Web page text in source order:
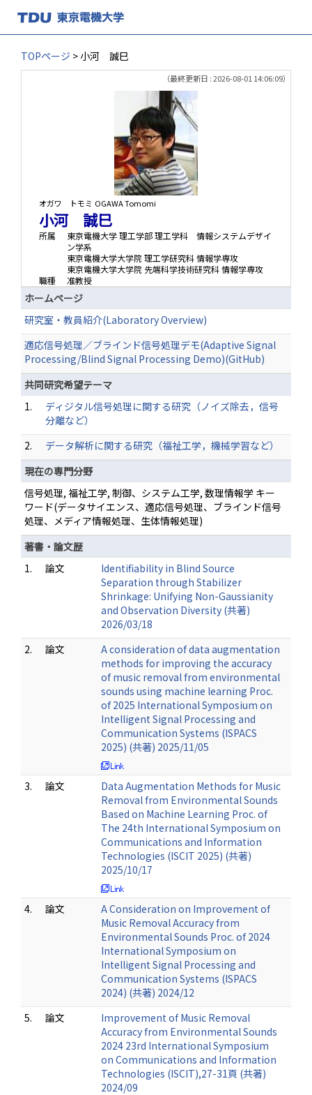
TOPページ > 小河 誠巳
（最終更新日 : 2026-08-01 14:06:09）
オガワ トモミ OGAWA Tomomi
小河 誠巳
所属
東京電機大学 理工学部 理工学科 情報システムデザイ
ン学系
東京電機大学大学院 理工学研究科 情報学専攻
東京電機大学大学院 先端科学技術研究科 情報学専攻
職種
准教授
ホームページ
研究室・教員紹介(Laboratory Overview)
適応信号処理／ブラインド信号処理デモ(Adaptive Signal
Processing/Blind Signal Processing Demo)(GitHub)
共同研究希望テーマ
1.
ディジタル信号処理に関する研究（ノイズ除去，信号
分離など）
2.
データ解析に関する研究（福祉工学，機械学習など）
現在の専門分野
信号処理, 福祉工学, 制御、システム工学, 数理情報学 キー
ワード(データサイエンス、適応信号処理、ブラインド信号
処理、メディア情報処理、生体情報処理)
著書・論文歴
1.
論文
Identifiability in Blind Source
Separation through Stabilizer
Shrinkage: Unifying Non-Gaussianity
and Observation Diversity (共著)
2026/03/18
2.
論文
A consideration of data augmentation
methods for improving the accuracy
of music removal from environmental
sounds using machine learning Proc.
of 2025 International Symposium on
Intelligent Signal Processing and
Communication Systems (ISPACS
2025) (共著) 2025/11/05
3. 論文
Data Augmentation Methods for Music
Removal from Environmental Sounds
Based on Machine Learning Proc. of
The 24th International Symposium on
Communications and Information
Technologies (ISCIT 2025) (共著)
2025/10/17
4. 論文
A Consideration on Improvement of
Music Removal Accuracy from
Environmental Sounds Proc. of 2024
International Symposium on
Intelligent Signal Processing and
Communication Systems (ISPACS
2024) (共著) 2024/12
5.
論文
Improvement of Music Removal
Accuracy from Environmental Sounds
2024 23rd International Symposium
on Communications and Information
Technologies (ISCIT),27-31頁 (共著)
2024/09